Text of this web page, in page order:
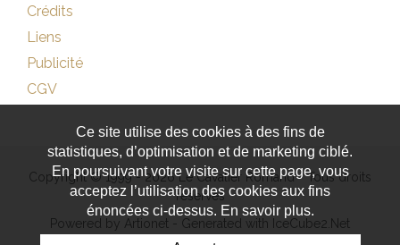
Crédits
Liens
Publicité
CGV
Copyright © 1999 - 2026 Le Cavalier Romand - Tous droits
réservés
Powered by Artionet - Generated with IceCube2.Net
Ce site utilise des cookies à des fins de
statistiques, d’optimisation et de marketing ciblé.
En poursuivant votre visite sur cette page, vous
acceptez l’utilisation des cookies aux fins
énoncées ci-dessus. En savoir plus.